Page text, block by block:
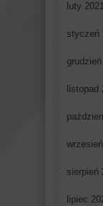
luty
styczeń
listopad
sierpień
lipiec